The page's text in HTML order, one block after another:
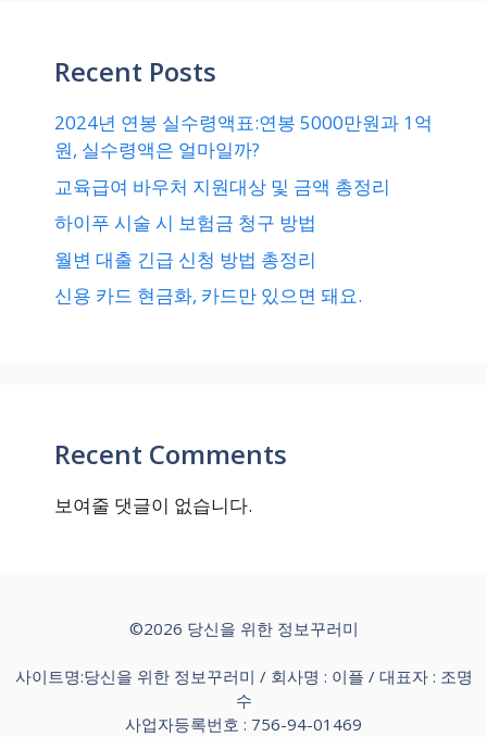
Recent Posts
2024년 연봉 실수령액표:연봉 5000만원과 1억
원, 실수령액은 얼마일까?
교육급여 바우처 지원대상 및 금액 총정리
하이푸 시술 시 보험금 청구 방법
월변 대출 긴급 신청 방법 총정리
신용 카드 현금화, 카드만 있으면 돼요.
Recent Comments
보여줄 댓글이 없습니다.
©2026 당신을 위한 정보꾸러미
사이트명:당신을 위한 정보꾸러미 / 회사명 : 이플 / 대표자 : 조명
수
사업자등록번호 : 756-94-01469